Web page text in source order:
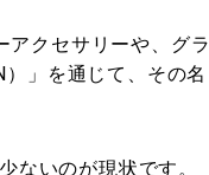
アクセサリーや、グラ
」を通じて、その名
ないのが現状です。